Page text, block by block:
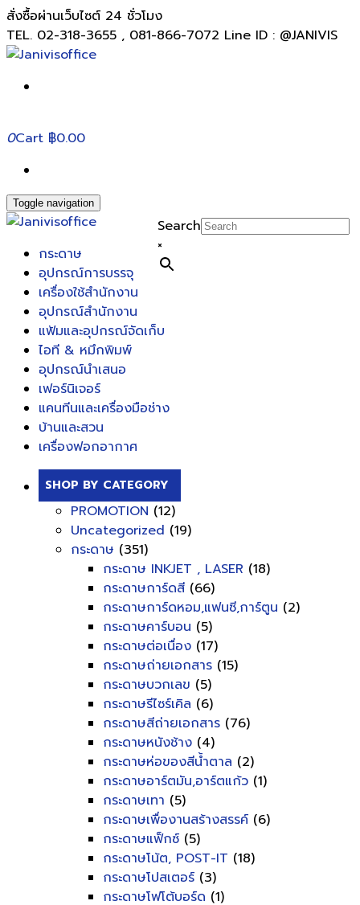
สั่งซื้อผ่านเว็บไซต์ 24 ชั่วโมง
TEL. 02-318-3655 , 081-866-7072 Line ID : @JANIVIS
0Cart ฿0.00
Toggle navigation
Search
×
กระดาษ
อุปกรณ์การบรรจุ
เครื่องใช้สำนักงาน
อุปกรณ์สำนักงาน
แฟ้มและอุปกรณ์จัดเก็บ
ไอที & หมึกพิมพ์
อุปกรณ์นำเสนอ
เฟอร์นิเจอร์
แคนทีนและเครื่องมือช่าง
บ้านและสวน
เครื่องฟอกอากาศ
SHOP BY CATEGORY
PROMOTION (12)
Uncategorized (19)
กระดาษ (351)
กระดาษ INKJET , LASER (18)
กระดาษการ์ดสี (66)
กระดาษการ์ดหอม,แฟนซี,การ์ตูน (2)
กระดาษคาร์บอน (5)
กระดาษต่อเนื่อง (17)
กระดาษถ่ายเอกสาร (15)
กระดาษบวกเลข (5)
กระดาษรีไซร์เคิล (6)
กระดาษสีถ่ายเอกสาร (76)
กระดาษหนังช้าง (4)
กระดาษห่อของสีน้ำตาล (2)
กระดาษอาร์ตมัน,อาร์ตแก้ว (1)
กระดาษเทา (5)
กระดาษเพื่องานสร้างสรรค์ (6)
กระดาษแฟ็กซ์ (5)
กระดาษโน้ต, POST-IT (18)
กระดาษโปสเตอร์ (3)
กระดาษโฟโต้บอร์ด (1)